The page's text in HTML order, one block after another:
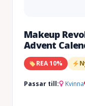
Makeup
Advent
REA 10%
Passar till: Kvinna